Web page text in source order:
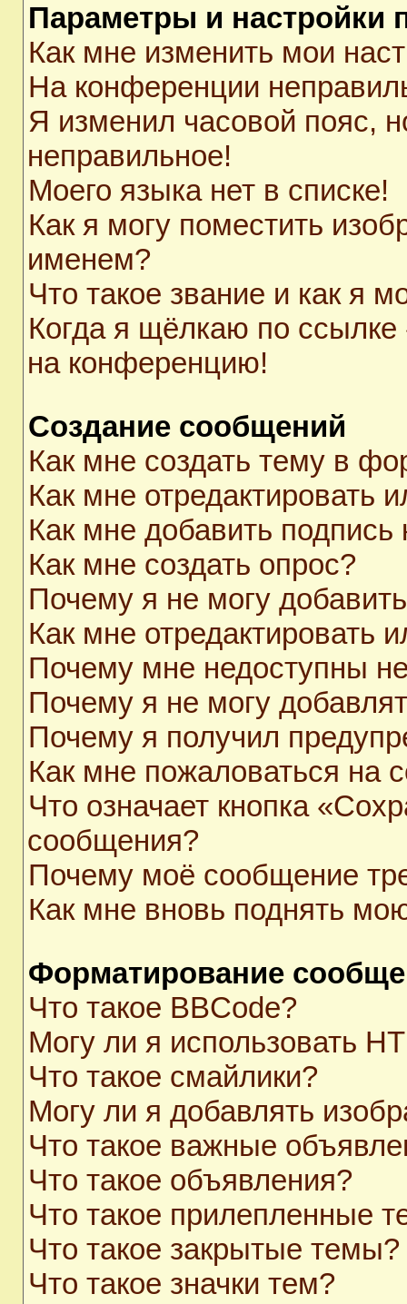
Параметры и настройки
Как мне изменить мои
На конференции
Я изменил часовой пояс,
неправильное!
Моего языка нет в списке!
Как я могу поместить
именем?
Что такое звание и как я
Когда я щёлкаю по ссылке
на конференцию!
Создание сообщений
Как мне создать тему в
Как мне отредактировать
Как мне добавить
Как мне создать опрос?
Почему я не могу
Как мне отредактировать
Почему мне недоступны
Почему я не могу
Почему я получил
Как мне пожаловаться на
Что означает кнопка
сообщения?
Почему моё сообщение
Как мне вновь поднять
Форматирование
Что такое BBCode?
Могу ли я использовать
Что такое смайлики?
Могу ли я добавлять
Что такое важные
Что такое объявления?
Что такое прилепленные
Что такое закрытые темы?
Что такое значки тем?